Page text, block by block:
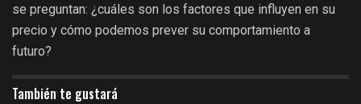
se preguntan: ¿cuáles son los factores que influyen en su
precio y cómo podemos prever su comportamiento a
futuro?
También te gustará